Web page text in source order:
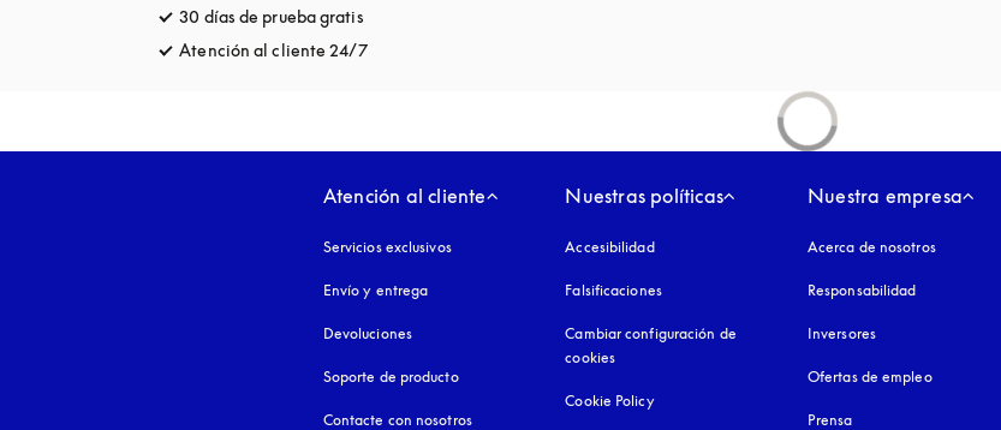
30 días de prueba gratis
Atención al cliente 24/7apertura en una pestaña nueva
Atención al cliente
Servicios exclusivos
Envío y entrega
Devoluciones
Soporte de producto
Contacte con nosotros
Nuestras políticas
Accesibilidadapertura en una pestaña nueva
Falsificacionesapertura en una pestaña nueva
Cambiar configuración de
cookies
Cookie Policyapertura en una pestaña nueva
Nuestra empresa
Acerca de nosotros
Responsabilidad
Inversores
Ofertas de empleo
Prensa